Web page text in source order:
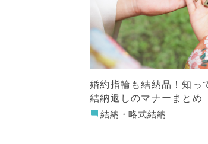
婚約指輪も結納品！知っ
結納返しのマナーまとめ
結納・略式結納